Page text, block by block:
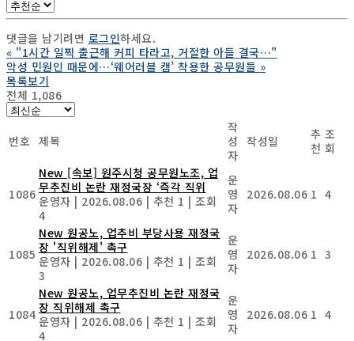
댓글을 남기려면 로그인하세요.
« "1시간 일찍 출근해 커피 타라고, 거절한 아들 결국…"
악성 민원인 때문에…‘웨어러블 캠’ 착용한 공무원들 »
목록보기
전체 1,086
번호 제목
작
성
자
작성일
추
천
조
회
1086
New [속보] 원주시청 공무원노조, 업
무추진비 논란 재정국장 ‘즉각 직위
운영자 | 2026.08.06 | 추천 1 | 조회
4
운
영
자
2026.08.06 1 4
1085
New 원공노, 업추비 부당사용 재정국
장 '직위해제' 촉구
운영자 | 2026.08.06 | 추천 1 | 조회
3
운
영
자
2026.08.06 1 3
1084
New 원공노, 업무추진비 논란 재정국
장 직위해제 촉구
운영자 | 2026.08.06 | 추천 1 | 조회
4
운
영
자
2026.08.06 1 4